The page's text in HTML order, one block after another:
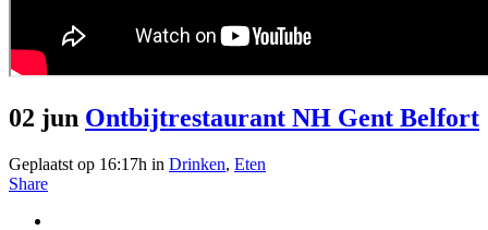
02 jun Ontbijtrestaurant NH Gent Belfort
Geplaatst op 16:17h in Drinken, Eten
Share